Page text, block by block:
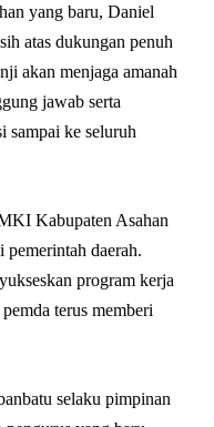
yang baru, Daniel
atas dukungan penuh
akan menjaga amanah
jawab serta
sampai ke seluruh
Kabupaten Asahan
pemerintah daerah.
program kerja
terus memberi
selaku pimpinan